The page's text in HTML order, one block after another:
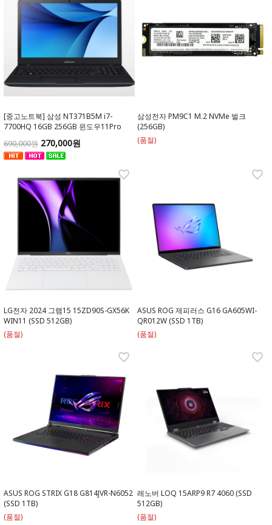
[중고노트북] 삼성 NT371B5M i7-
7700HQ 16GB 256GB 윈도우11Pro
690,000원 270,000원
삼성전자 PM9C1 M.2 NVMe 벌크
(256GB)
(품절)
LG전자 2024 그램15 15ZD90S-GX56K
WIN11 (SSD 512GB)
(품절)
ASUS ROG 제피러스 G16 GA605WI-
QR012W (SSD 1TB)
(품절)
ASUS ROG STRIX G18 G814JVR-N6052
(SSD 1TB)
(품절)
레노버 LOQ 15ARP9 R7 4060 (SSD
512GB)
(품절)